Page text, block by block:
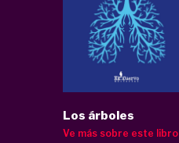
Los árboles
Ve más sobre este libro